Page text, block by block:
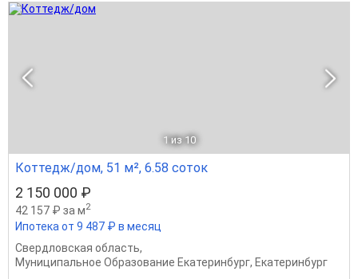
1 из 10
Коттедж/дом, 51 м², 6.58 соток
2 150 000 ₽
42 157 ₽ за м2
Ипотека от 9 487 ₽ в месяц
Свердловская область,
Муниципальное Образование Екатеринбург, Екатеринбург